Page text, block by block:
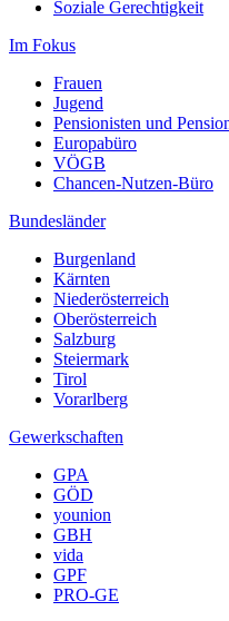
Soziale Gerechtigkeit
Im Fokus
Frauen
Jugend
Pensionisten und
Europabüro
VÖGB
Chancen-Nutzen-Büro
Bundesländer
Burgenland
Kärnten
Niederösterreich
Oberösterreich
Salzburg
Steiermark
Tirol
Vorarlberg
Gewerkschaften
GPA
GÖD
younion
GBH
vida
GPF
PRO-GE